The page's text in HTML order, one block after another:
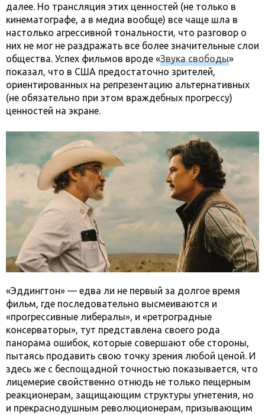
далее. Но трансляция этих ценностей (не только в
кинематографе, а в медиа вообще) все чаще шла в
настолько агрессивной тональности, что разговор о
них не мог не раздражать все более значительные слои
общества. Успех фильмов вроде «Звука свободы»
показал, что в США предостаточно зрителей,
ориентированных на репрезентацию альтернативных
(не обязательно при этом враждебных прогрессу)
ценностей на экране.
«Эддингтон» — едва ли не первый за долгое время
фильм, где последовательно высмеиваются и
«прогрессивные либералы», и «ретроградные
консерваторы», тут представлена своего рода
панорама ошибок, которые совершают обе стороны,
пытаясь продавить свою точку зрения любой ценой. И
здесь же с беспощадной точностью показывается, что
лицемерие свойственно отнюдь не только пещерным
реакционерам, защищающим структуры угнетения, но
и прекраснодушным революционерам, призывающим